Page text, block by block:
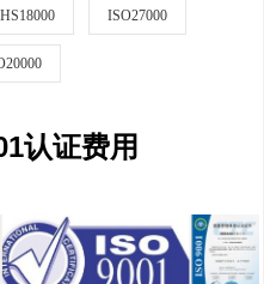
ISO27000
认证费用